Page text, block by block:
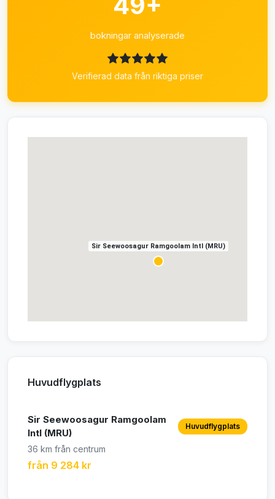
bokningar analyserade
Verifierad data från riktiga priser
Sir Seewoosagur Ramgoolam Intl (MRU)
Huvudflygplats
Sir Seewoosagur Ramgoolam
Intl (MRU)
Huvudflygplats
36 km från centrum
från 9 284 kr